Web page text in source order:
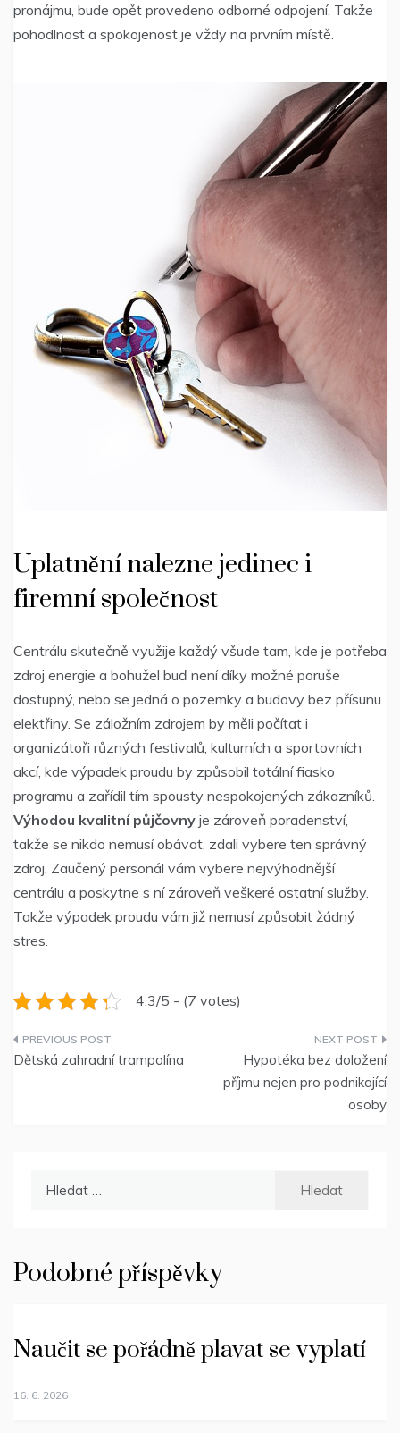
pronájmu, bude opět provedeno odborné odpojení. Takže
pohodlnost a spokojenost je vždy na prvním místě.
Uplatnění nalezne jedinec i
firemní společnost
Centrálu skutečně využije každý všude tam, kde je potřeba
zdroj energie a bohužel buď není díky možné poruše
dostupný, nebo se jedná o pozemky a budovy bez přísunu
elektřiny. Se záložním zdrojem by měli počítat i
organizátoři různých festivalů, kulturních a sportovních
akcí, kde výpadek proudu by způsobil totální fiasko
programu a zařídil tím spousty nespokojených zákazníků.
Výhodou kvalitní půjčovny je zároveň poradenství,
takže se nikdo nemusí obávat, zdali vybere ten správný
zdroj. Zaučený personál vám vybere nejvýhodnější
centrálu a poskytne s ní zároveň veškeré ostatní služby.
Takže výpadek proudu vám již nemusí způsobit žádný
stres.
4.3/5 - (7 votes)
Navigace
Dětská zahradní trampolína
Hypotéka bez doložení
příjmu nejen pro podnikající
osoby
Podobné příspěvky
Naučit se pořádně plavat se vyplatí
16. 6. 2026